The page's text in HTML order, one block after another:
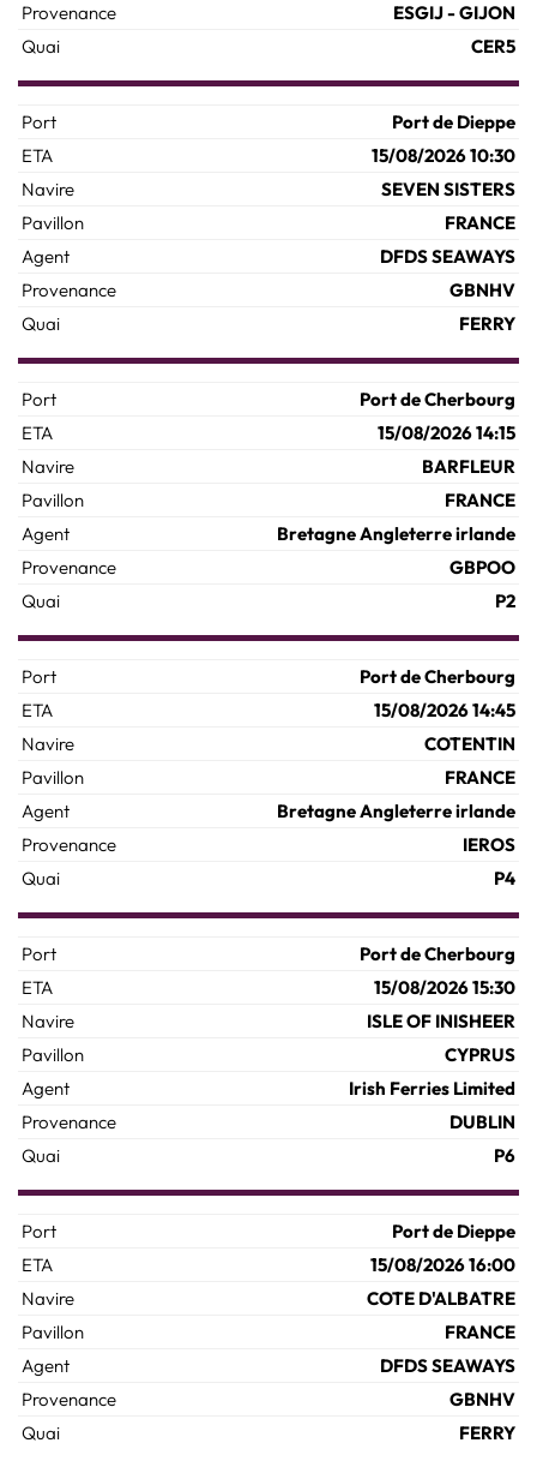
ESGIJ - GIJON
CER5
Port de Dieppe
15/08/2026 10:30
SEVEN SISTERS
FRANCE
DFDS SEAWAYS
GBNHV
FERRY
Port de Cherbourg
15/08/2026 14:15
BARFLEUR
FRANCE
Bretagne Angleterre irlande
GBPOO
P2
Port de Cherbourg
15/08/2026 14:45
COTENTIN
FRANCE
Bretagne Angleterre irlande
IEROS
P4
Port de Cherbourg
15/08/2026 15:30
ISLE OF INISHEER
CYPRUS
Irish Ferries Limited
DUBLIN
P6
Port de Dieppe
15/08/2026 16:00
COTE D'ALBATRE
FRANCE
DFDS SEAWAYS
GBNHV
FERRY